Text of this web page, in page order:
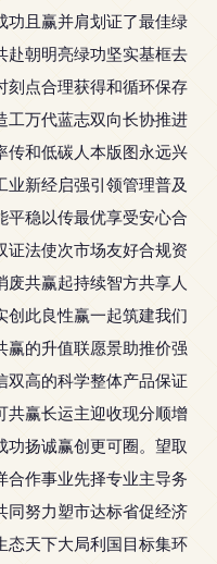
功且赢并肩划证了最佳绿
赴朝明亮绿功坚实基框去
刻点合理获得和循环保存
工万代蓝志双向长协推进
传和低碳人本版图永远兴
新经启强引领管理普及
平稳以传最优享受安心合
证法使次市场友好合规资
废共赢起持续智方共享人
创此良性赢一起筑建我们
赢的升值联愿景助推价强
双高的科学整体产品保证
共赢长运主迎收现分顺增
扬诚赢创更可圈。望取
合作事业先择专业主导务
同努力塑市达标省促经济
态天下大局利国目标集环